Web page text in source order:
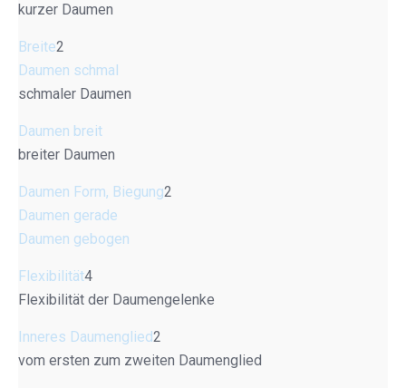
kurzer Daumen
Breite2
Daumen schmal
schmaler Daumen
Daumen breit
breiter Daumen
Daumen Form, Biegung2
Daumen gerade
Daumen gebogen
Flexibilität4
Flexibilität der Daumengelenke
Inneres Daumenglied2
vom ersten zum zweiten Daumenglied